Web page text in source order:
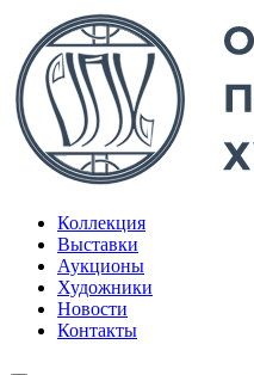
Коллекция
Выставки
Аукционы
Художники
Новости
Контакты